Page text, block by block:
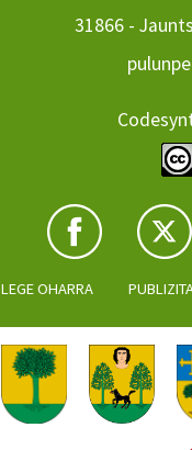
31866 -
LEGE OHARRA